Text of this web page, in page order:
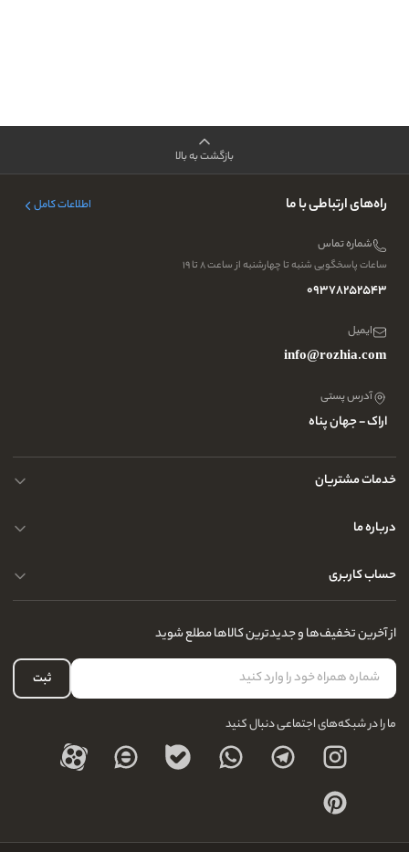
بازگشت به بالا
راه‌های ارتباطی با ما اطلاعات کامل
شماره تماس
ساعات پاسخگویی شنبه تا چهارشنبه از ساعت ۸ تا ۱۹
09378252543
ایمیل
info@rozhia.com
آدرس پستی
اراک - جهان پناه
خدمات مشتریان
حریم خصوصی کاربران
تماس با ما
درباره ما
سوالات متداول
آدرس فروشگاه
نحوه ارسال کالا
نحوه بازگشت کالا
درباره ما
حساب کاربری
لیست علاقه‌مندی
حساب کاربری
از آخرین تخفیف‌ها و جدیدترین کالاها مطلع شوید
ثبت
ما را در شبکه‌های اجتماعی دنبال کنید